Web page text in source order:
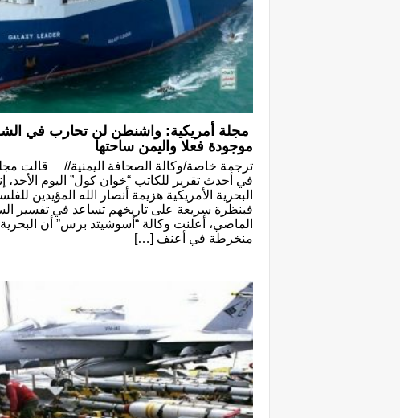
مجلة أمريكية: واشنطن لن تحارب في
موجودة فعلا واليمن ساحتها
ترجمة خاصة/وكالة الصحافة اليمنية// قالت
في أحدث تقرير للكاتب “خوان كول” اليوم الأحد،
البحرية الأمريكية هزيمة أنصار الله المؤيدين
فبنظرة سريعة على تاريخهم تساعد في تفسير
الماضي، أعلنت وكالة “أسوشيتد برس” أن البحرية
منخرطة في أعنف […]